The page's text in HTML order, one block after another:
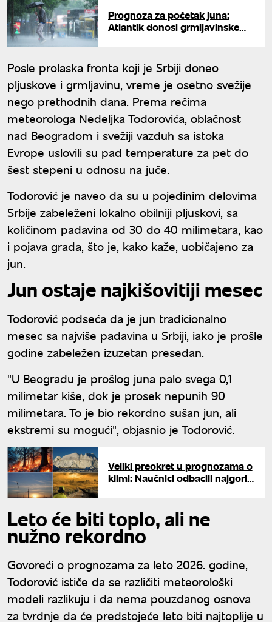
Prognoza za početak juna:
Atlantik donosi grmljavinske
Posle prolaska fronta koji je Srbiji doneo
pljuskove i grmljavinu, vreme je osetno svežije
nego prethodnih dana. Prema rečima
meteorologa Nedeljka Todorovića, oblačnost
nad Beogradom i svežiji vazduh sa istoka
Evrope uslovili su pad temperature za pet do
šest stepeni u odnosu na juče.
Todorović je naveo da su u pojedinim delovima
Srbije zabeleženi lokalno obilniji pljuskovi, sa
količinom padavina od 30 do 40 milimetara, kao
i pojava grada, što je, kako kaže, uobičajeno za
jun.
Jun ostaje najkišovitiji mesec
Todorović podseća da je jun tradicionalno
mesec sa najviše padavina u Srbiji, iako je prošle
godine zabeležen izuzetan presedan.
"U Beogradu je prošlog juna palo svega 0,1
milimetar kiše, dok je prosek nepunih 90
milimetara. To je bio rekordno sušan jun, ali
ekstremi su mogući", objasnio je Todorović.
Veliki preokret u prognozama o
klimi: Naučnici odbacili najgori
Leto će biti toplo, ali ne
nužno rekordno
Govoreći o prognozama za leto 2026. godine,
Todorović ističe da se različiti meteorološki
modeli razlikuju i da nema pouzdanog osnova
za tvrdnje da će predstojeće leto biti najtoplije u